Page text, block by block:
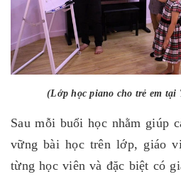
(Lớp học piano cho trẻ em tại
Sau mỗi buổi học nhằm giúp
vững bài học trên lớp, giáo
từng học viên và đặc biệt có